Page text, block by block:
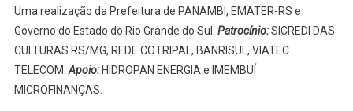
Uma realização da Prefeitura de PANAMBI, EMATER-RS e
Governo do Estado do Rio Grande do Sul. Patrocínio:SICREDI DAS
CULTURAS RS/MG, REDE COTRIPAL, BANRISUL, VIATEC
TELECOM.Apoio: HIDROPAN ENERGIA e IMEMBUÍ
MICROFINANÇAS.